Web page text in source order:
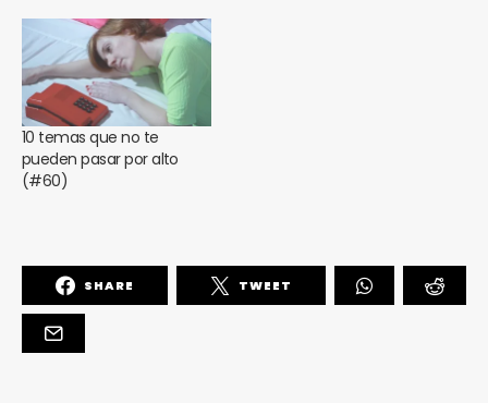
10 temas que no te
pueden pasar por alto
(#60)
SHARE TWEET